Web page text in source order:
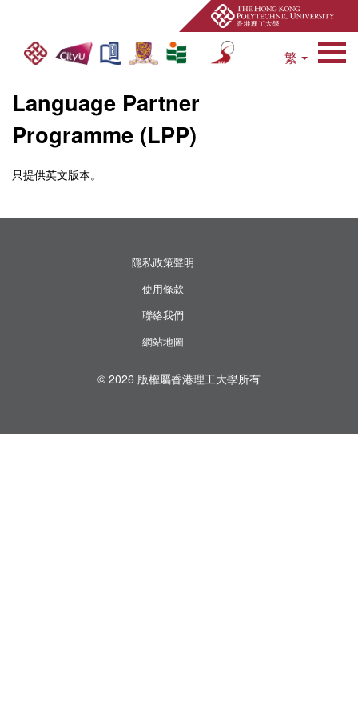
Open Site Search
繁
Language Partner
Programme (LPP)
只提供英文版本。
隱私政策聲明
使用條款
聯絡我們
網站地圖
© 2026 版權屬香港理工大學所有